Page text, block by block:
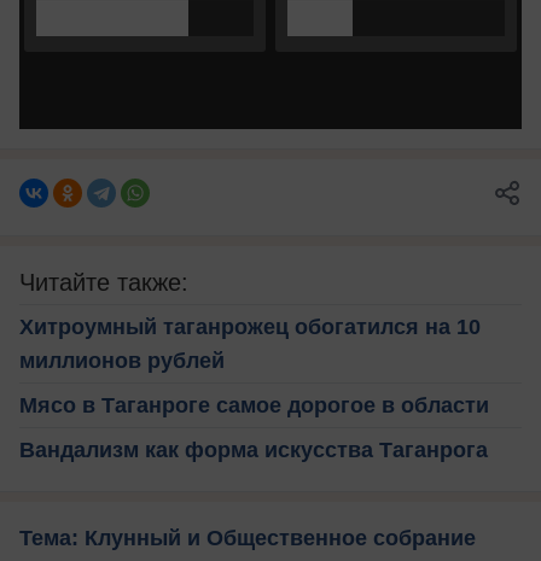
Читайте также:
Хитроумный таганрожец обогатился на 10
миллионов рублей
Мясо в Таганроге самое дорогое в области
Вандализм как форма искусства Таганрога
Тема: Клунный и Общественное собрание